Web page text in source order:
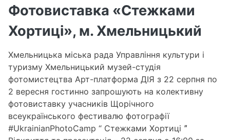
Фотовиставка «Стежками
Хортиці», м. Хмельницький
Хмельницька міська рада Управління культури і
туризму Хмельницький музей-студія
фотомистецтва Арт-платформа ДІЯ з 22 серпня по
2 вересня гостинно запрошують на колективну
фотовиставку учасників Щорічного
всеукраїнського фестивалю фотографії
#UkrainianPhotoCamp “ Стежками Хортиці ˮ